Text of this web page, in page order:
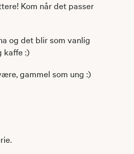
Kom når det passer
og det blir som vanlig
kaffe :)
gammel som ung :)